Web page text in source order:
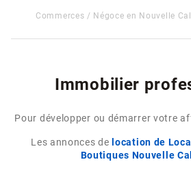
Commerces / Négoce en Nouvelle
Immobilier
Pour développer ou démarrer votre
Les annonces de location de
Boutiques Nouvelle